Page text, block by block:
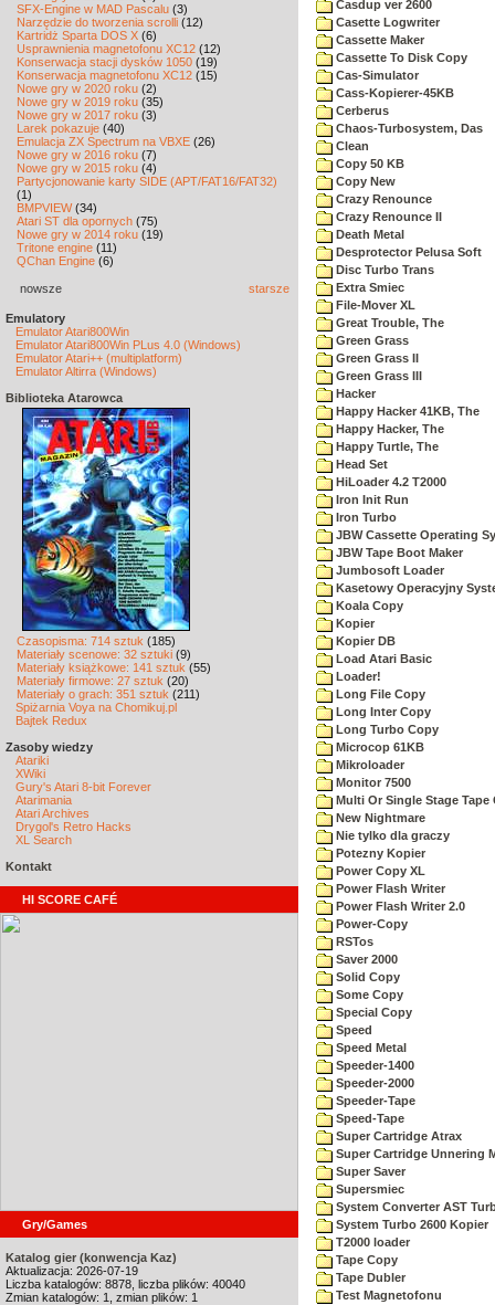
SFX-Engine w MAD Pascalu (3)
Narzędzie do tworzenia scrolli (12)
Kartridż Sparta DOS X (6)
Usprawnienia magnetofonu XC12 (12)
Konserwacja stacji dysków 1050 (19)
Konserwacja magnetofonu XC12 (15)
Nowe gry w 2020 roku (2)
Nowe gry w 2019 roku (35)
Nowe gry w 2017 roku (3)
Larek pokazuje (40)
Emulacja ZX Spectrum na VBXE (26)
Nowe gry w 2016 roku (7)
Nowe gry w 2015 roku (4)
Partycjonowanie karty SIDE (APT/FAT16/FAT32)
(1)
BMPVIEW(34)
Atari ST dla opornych (75)
Nowe gry w 2014 roku (19)
Tritone engine (11)
QChan Engine (6)
nowsze starsze
Emulatory
Emulator Atari800Win
Emulator Atari800Win PLus 4.0 (Windows)
Emulator Atari++ (multiplatform)
Emulator Altirra (Windows)
Biblioteka Atarowca
Czasopisma: 714 sztuk (185)
Materiały scenowe: 32 sztuki (9)
Materiały książkowe: 141 sztuk (55)
Materiały firmowe: 27 sztuk (20)
Materiały o grach: 351 sztuk (211)
Spiżarnia Voya na Chomikuj.pl
Bajtek Redux
Zasoby wiedzy
Atariki
XWiki
Gury's Atari 8-bit Forever
Atarimania
Atari Archives
Drygol's Retro Hacks
XL Search
Kontakt
HI SCORE CAFÉ
Gry/Games
Katalog gier (konwencja Kaz)
Aktualizacja: 2026-07-19
Liczba katalogów: 8878, liczba plików: 40040
Zmian katalogów: 1, zmian plików: 1
Casdup ver 2600
Casette Logwriter
Cassette Maker
Cassette To Disk Copy
Cas-Simulator
Cass-Kopierer-45KB
Cerberus
Chaos-Turbosystem, Das
Clean
Copy 50 KB
Copy New
Crazy Renounce
Crazy Renounce II
Death Metal
Desprotector Pelusa Soft
Disc Turbo Trans
Extra Smiec
File-Mover XL
Great Trouble, The
Green Grass
Green Grass II
Green Grass III
Hacker
Happy Hacker 41KB, The
Happy Hacker, The
Happy Turtle, The
Head Set
HiLoader 4.2 T2000
Iron Init Run
Iron Turbo
JBW Cassette Operating
JBW Tape Boot Maker
Jumbosoft Loader
Kasetowy Operacyjny
Koala Copy
Kopier
Kopier DB
Load Atari Basic
Loader!
Long File Copy
Long Inter Copy
Long Turbo Copy
Microcop 61KB
Mikroloader
Monitor 7500
Multi Or Single Stage Tape
New Nightmare
Nie tylko dla graczy
Potezny Kopier
Power Copy XL
Power Flash Writer
Power Flash Writer 2.0
Power-Copy
RSTos
Saver 2000
Solid Copy
Some Copy
Special Copy
Speed
Speed Metal
Speeder-1400
Speeder-2000
Speeder-Tape
Speed-Tape
Super Cartridge Atrax
Super Cartridge Unnering
Super Saver
Supersmiec
System Converter AST
System Turbo 2600 Kopier
T2000 loader
Tape Copy
Tape Dubler
Test Magnetofonu